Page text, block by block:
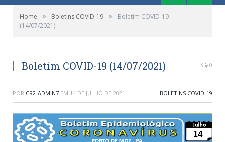
Home » Boletins COVID-19 »
Boletim COVID-19
(14/07/2021)
Boletim COVID-19 (14/07/2021) 0
POR CR2-ADMIN7 EM 14 DE JULHO DE 2021 BOLETINS COVID-19